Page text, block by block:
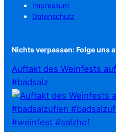
Impressum
Datenschutz
Nichts verpassen: Folge uns
Auftakt des Weinfests
#badsalz